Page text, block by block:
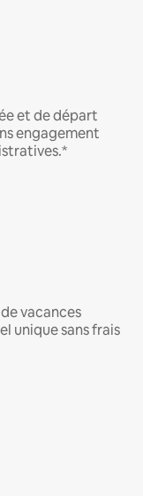
et de départ
engagement
vacances
unique sans frais